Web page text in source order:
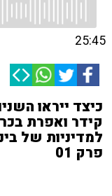
25:45
קידר ואפרת
למדיניות של
פרק 01